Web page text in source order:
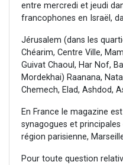
entre mercredi et jeudi
francophones en Israël,
Jérusalem (dans les
Chéarim, Centre Ville,
Guivat Chaoul, Har Nof,
Mordekhai) Raanana,
Chemech, Elad, Ashdod,
En France le magazine
synagogues et
région parisienne,
Pour toute question